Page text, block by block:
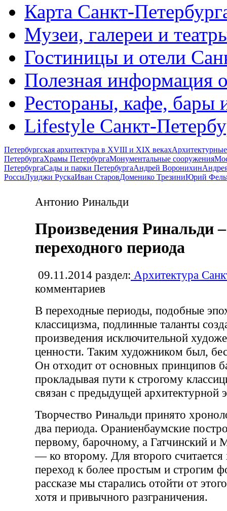
Карта Санкт-
Музеи, галереи и
Гостиницы и отели
Полезная информация
Рестораны, кафе, бары
Lifestyle Санкт-
Петербургская архитектура в XVIII и XIX веках
ПетербургаХрамы ПетербургаМонументальные сооружения
ПетербургаСады и парки ПетербургаАндрей Воронихин
РоссиЛуиджи РускаИван СтаровДоменико ТрезиниЮрий
Антонио Ринальди
Произведения Ринальди
переходного периода
09.11.2014 раздел: Архитектура
комментариев
В переходные периоды, подобные
классицизма, подлинные таланты
произведения исключительной
ценности. Таким художником был,
Он отходит от основных принципов
прокладывая пути к строгому
связан с предыдущей архитектурной
Творчество Ринальди принято
два периода. Ораниенбаумские
первому, барочному, а Гатчинский
— ко второму. Для второго
переход к более простым и строгим
рассказе мы старались отойти от
хотя и привычного разграничения.